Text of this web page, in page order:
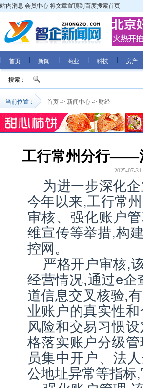
站内消息 会员中心 将文章置顶到百度搜索首页
首页 新闻 商业 科技 房产
搜索：
当前位置： 首页 -> 新闻中心 -> 财经
工行常州分行——
2025-07-31
为进一步深化
今年以来,工行常
审核、强化账户
维宣传等举措,构
控网。
严格开户审核,
经营情况,通过e
道信息交叉核验,
业账户的真实性
风险和交易习惯
格落实账户分级
员集中开户、法
公地址异常等指标